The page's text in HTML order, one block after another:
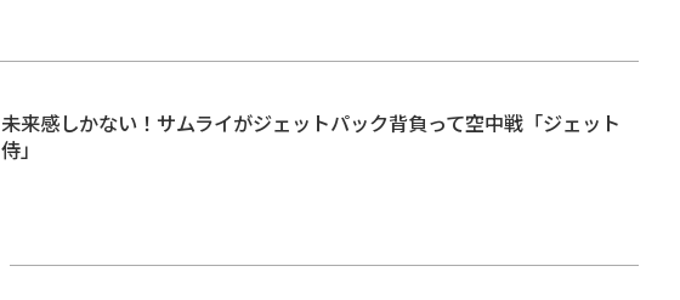
未来感しかない！サムライがジェットパック背負って空中戦「ジェット
侍」